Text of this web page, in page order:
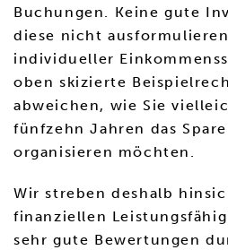
Buchungen. Keine gute
diese nicht
individueller
oben skizierte
abweichen, wie Sie
fünfzehn Jahren das
organisieren möchten.
Wir streben deshalb
finanziellen
sehr gute Bewertungen